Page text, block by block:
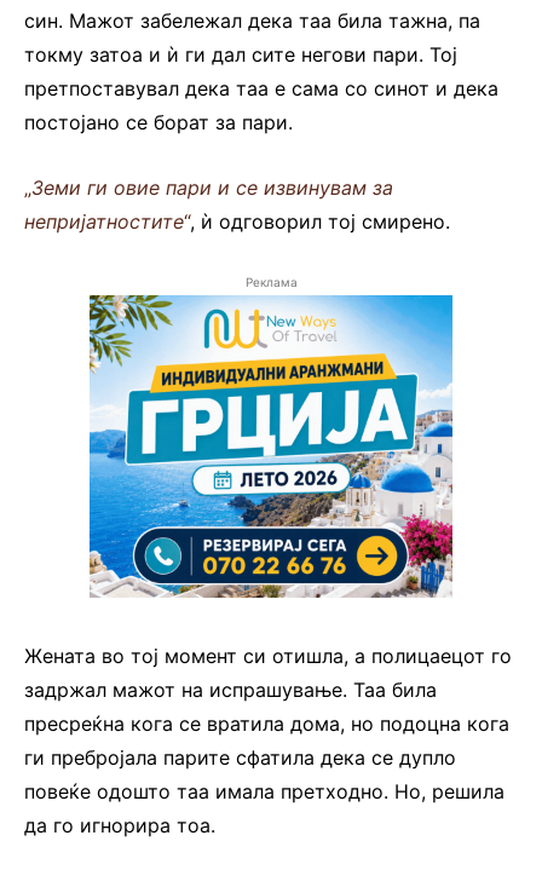
син. Мажот забележал дека таа била тажна, па
токму затоа и ѝ ги дал сите негови пари. Тој
претпоставувал дека таа е сама со синот и дека
постојано се борат за пари.
„Земи ги овие пари и се извинувам за
непријатностите“, ѝ одговорил тој смирено.
Реклама
Жената во тој момент си отишла, а полицаецот го
задржал мажот на испрашување. Таа била
пресреќна кога се вратила дома, но подоцна кога
ги пребројала парите сфатила дека се дупло
повеќе одошто таа имала претходно. Но, решила
да го игнорира тоа.